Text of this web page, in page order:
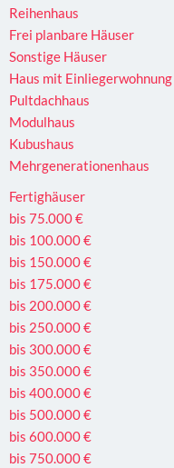
Reihenhaus
Frei planbare Häuser
Sonstige Häuser
Haus mit Einliegerwohnung
Pultdachhaus
Modulhaus
Kubushaus
Mehrgenerationenhaus
Fertighäuser
bis 75.000 €
bis 100.000 €
bis 150.000 €
bis 175.000 €
bis 200.000 €
bis 250.000 €
bis 300.000 €
bis 350.000 €
bis 400.000 €
bis 500.000 €
bis 600.000 €
bis 750.000 €